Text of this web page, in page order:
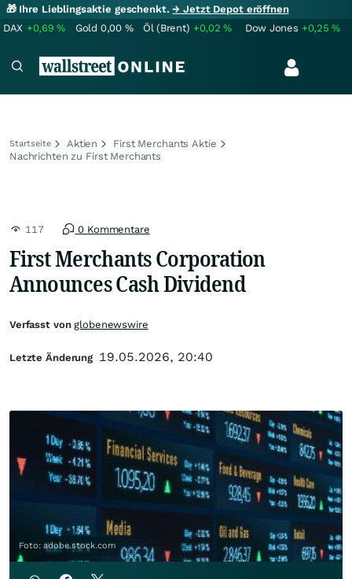
🎁 Ihre Lieblingsaktie geschenkt.→ Jetzt Depot eröffnen
DAX +0,69% Gold 0,00 % Öl (Brent) +0,02% Dow Jones +0,25%
Startseite Aktien
First Merchants Aktie
Nachrichten zu First Merchants
117 0 Kommentare
First Merchants Corporation
Announces Cash Dividend
Foto: adobe.stock.com
Verfasst vonglobenewswire
Letzte Änderung 19.05.2026, 20:40